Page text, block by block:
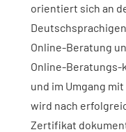
orientiert sich an
Online-Beratung
Online-Beratungs-
und im Umgang
wird nach
Zertifikat